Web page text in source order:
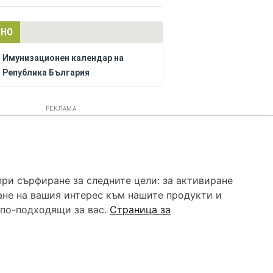
Имунизационен календар на
Република България
РЕКЛАМА
все че се полагат всички усилия за обновяване и
и самолечението могат да бъдат опасни за
помощ!
сърфиране за следните цели: за активиране
на вашия интерес към нашите продукти и
подходящи за вас. Страница за